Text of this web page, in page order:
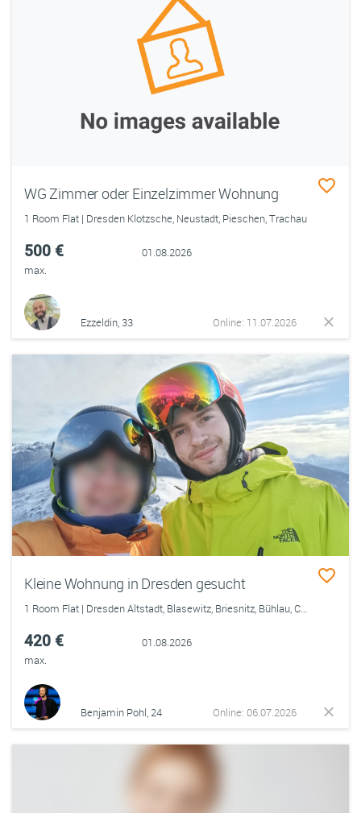
WG Zimmer oder Einzelzimmer Wohnung
1 Room Flat | Dresden Klotzsche, Neustadt, Pieschen, Trachau
500 €
max.
01.08.2026
Ezzeldin, 33 Online: 11.07.2026
Kleine Wohnung in Dresden gesucht
1 Room Flat | Dresden Altstadt, Blasewitz, Briesnitz, Bühlau, Cotta, Dresdner Heide, Friedrichstadt, Gittersee, Gorbitz, Großzschachwitz, Gruna, Hellerau, Hellerberge, Industriegelände, Johannstadt, Kaditz, Kleinpestitz, Kleinzschachwitz, Klotzsche, Langebrück, Laubegast, Leuben, Leubnitz-Neuostra, Löbtau, Lockwitz, Loschwitz, Mickten, Naußlitz, Neustadt, Niedersedlitz, Pieschen, Pillnitz, Plauen, Prohlis, Reick, Seidnitz, Strehlen, Striesen, Südvorstadt, Tolkewitz, Trachau, Trachenberge, Zschertnitz, Albertstadt, Alt-Leuteritz, Altfranken, Äußere Neustadt, Borsberg, Brabschütz, Bühlau/Weißer Hirsch, Coschütz/Gittersee, Cossebaude, Dresdener Heide, Eichbusch, Gompitz, Gönnsdorf, Gorbitz-Nord/Neu-Omsewitz, Gorbitz-Ost, Gorbitz-Süd, Großluga, Hellerau/Wilschdorf, Hosterwitz/Pillnitz, Industriegebiet Klotzsche, Innere Altstadt, Innere Neustadt, Johannstadt-Nord, Johannstadt-Süd, Kauscha, Kleinpestitz/Mockritz, Leipziger Vorstadt, Löbtau-Nord, Löbtau-Süd, Loschwitz/Wachwitz, Malschendorf, Marsdorf, Mobschatz, Niederwartha, Oberwartha, Ockerwitz, Pappritz, Pennrich, Pieschen-Nord/Trachenberge, Pieschen-Süd, Pirnaische Vorstadt, Podemus, Prohlis-Nord, Prohlis-Süd, Räcknitz/Zschertnitz, Radeberger Vorstadt, Rähnitz, Reitzendorf, Schullwitz, Seevorstadt-Ost/Großer Garten, Seidnitz/Dobritz, Striesen-Ost, Striesen-Süd, Striesen-West, Südvorstadt-Ost, Südvorstadt-West, Tolkewitz/Seidnitz-Nord, Unkersdorf, Weixdorf, Wilsdruffer Vorstadt/Seevorstadt-West, Zöllmen
420 €
max.
01.08.2026
Benjamin Pohl, 24 Online: 06.07.2026